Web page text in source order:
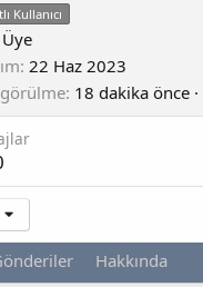
Kullanıcı
22 Haz 2023
18 dakika önce ·
Hakkında